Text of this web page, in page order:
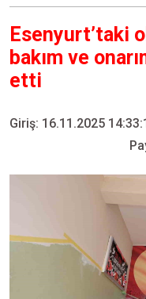
Esenyurt’taki
bakım ve
etti
Giriş: 16.11.2025